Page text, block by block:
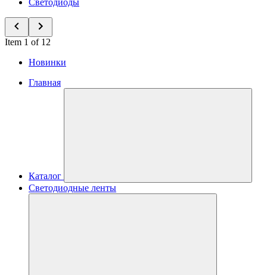
Светодиоды
Item 1 of 12
Новинки
Главная
Каталог
Светодиодные ленты